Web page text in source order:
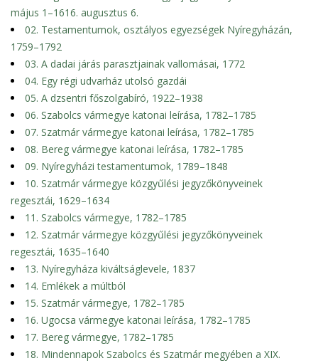
május 1–1616. augusztus 6.
02. Testamentumok, osztályos egyezségek Nyíregyházán,
1759–1792
03. A dadai járás parasztjainak vallomásai, 1772
04. Egy régi udvarház utolsó gazdái
05. A dzsentri főszolgabíró, 1922–1938
06. Szabolcs vármegye katonai leírása, 1782–1785
07. Szatmár vármegye katonai leírása, 1782–1785
08. Bereg vármegye katonai leírása, 1782–1785
09. Nyíregyházi testamentumok, 1789–1848
10. Szatmár vármegye közgyűlési jegyzőkönyveinek
regesztái, 1629–1634
11. Szabolcs vármegye, 1782–1785
12. Szatmár vármegye közgyűlési jegyzőkönyveinek
regesztái, 1635–1640
13. Nyíregyháza kiváltságlevele, 1837
14. Emlékek a múltból
15. Szatmár vármegye, 1782–1785
16. Ugocsa vármegye katonai leírása, 1782–1785
17. Bereg vármegye, 1782–1785
18. Mindennapok Szabolcs és Szatmár megyében a XIX.